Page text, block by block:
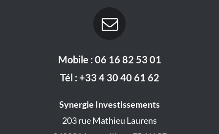
Mobile : 06 16 82 53 01
Tél : +33 4 30 40 61 62
Synergie Investissements
203 rue Mathieu Laurens